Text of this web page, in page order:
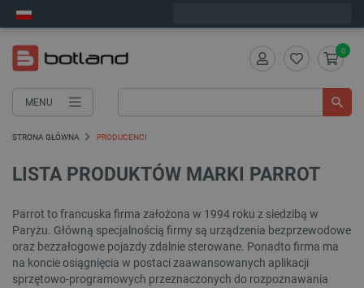
MENU
0
STRONA GŁÓWNA PRODUCENCI
LISTA PRODUKTÓW MARKI PARROT
Parrot to francuska firma założona w 1994 roku z siedzibą w
Paryżu. Główną specjalnością firmy są urządzenia bezprzewodowe
oraz bezzałogowe pojazdy zdalnie sterowane. Ponadto firma ma
na koncie osiągnięcia w postaci zaawansowanych aplikacji
sprzętowo-programowych przeznaczonych do rozpoznawania